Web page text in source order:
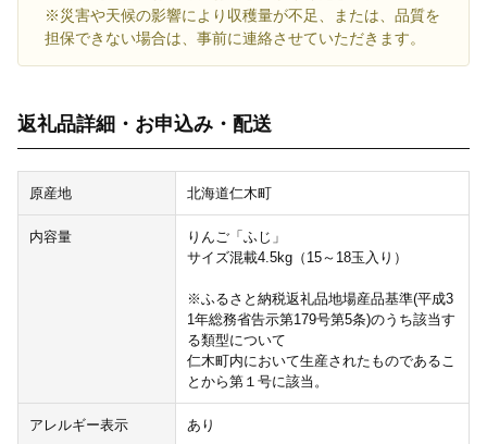
※災害や天候の影響により収穫量が不足、または、品質を
担保できない場合は、事前に連絡させていただきます。
返礼品詳細・お申込み・配送
原産地 北海道仁木町
内容量
りんご「ふじ」
サイズ混載4.5kg（15～18玉入り）
※ふるさと納税返礼品地場産品基準(平成3
1年総務省告示第179号第5条)のうち該当す
る類型について
仁木町内において生産されたものであるこ
とから第１号に該当。
アレルギー表示 あり